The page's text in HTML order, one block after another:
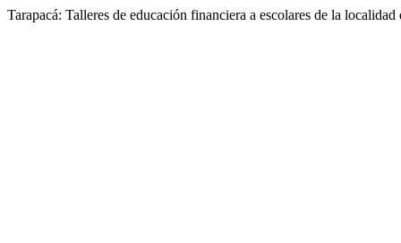
Tarapacá: Talleres de educación financiera a escolares de la localidad